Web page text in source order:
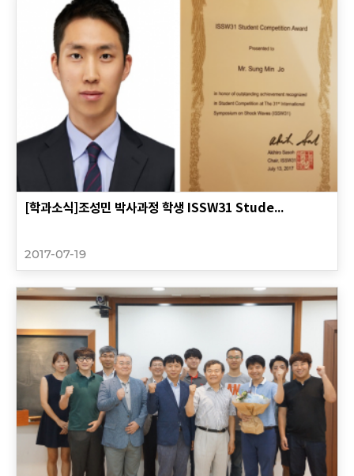
[학과소식]조성민 박사과정 학생 ISSW31 Stude...
2017-07-19